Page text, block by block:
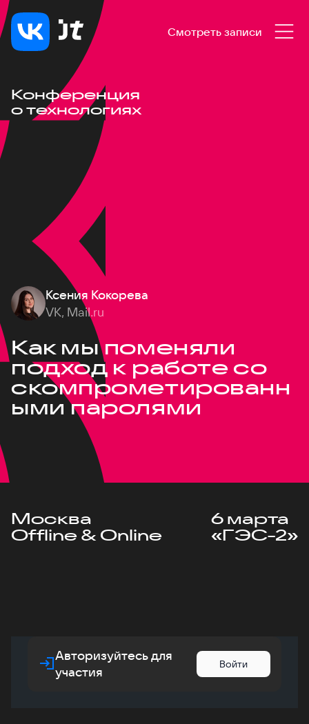
Смотреть записи
Конференция
о технологиях
Ксения Кокорева
VK, Mail.ru
Как мы поменяли
подход к работе со
скомпрометированн
ыми паролями
Москва
Offline & Online
6 марта
«ГЭС-2»
Авторизуйтесь для
участия
Войти